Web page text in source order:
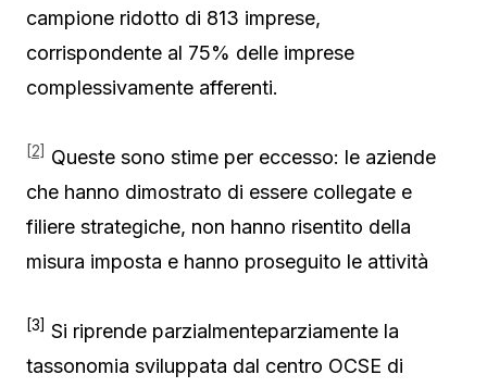
campione ridotto di 813 imprese,
corrispondente al 75% delle imprese
complessivamente afferenti.
[2]
Queste sono stime per eccesso: le aziende
che hanno dimostrato di essere collegate e
filiere strategiche, non hanno risentito della
misura imposta e hanno proseguito le attività
[3] Si riprende parzialmenteparziamente la
tassonomia sviluppata dal centro OCSE di